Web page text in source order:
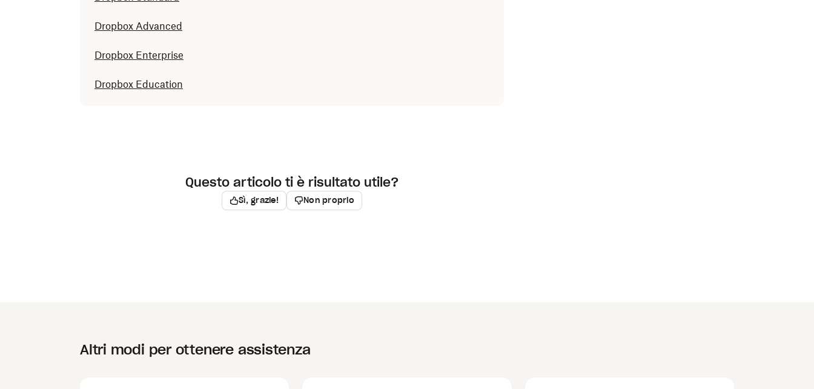
Dropbox Advanced
Dropbox Enterprise
Dropbox Education
Questo articolo ti è risultato utile?
Sì, grazie! Non proprio
Altri modi per ottenere assistenza